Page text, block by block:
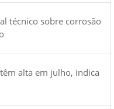
técnico sobre corrosão
alta em julho, indica